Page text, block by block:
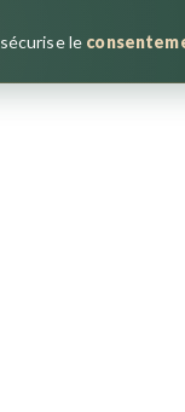
sécurise le